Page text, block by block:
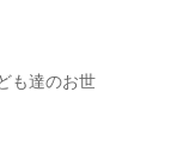
も達のお世